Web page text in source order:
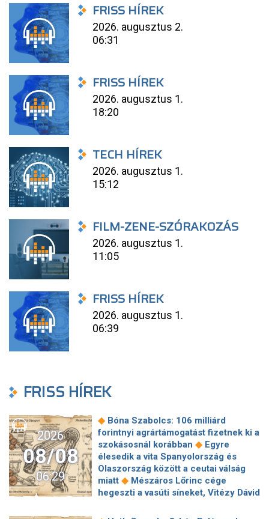
FRISS HÍREK
2026. augusztus 2.
06:31
FRISS HÍREK
2026. augusztus 1.
18:20
TECH HÍREK
2026. augusztus 1.
15:12
FILM-ZENE-SZÓRAKOZÁS
2026. augusztus 1.
11:05
FRISS HÍREK
2026. augusztus 1.
06:39
FRISS HÍREK
2026
08/08
06:29
◆ Bóna Szabolcs: 106 milliárd
forintnyi agrártámogatást fizetnek ki a
szokásosnál korábban ◆ Egyre
élesedik a vita Spanyolország és
Olaszország között a ceutai válság
miatt ◆ Mészáros Lőrinc cége
hegeszti a vasúti síneket, Vitézy Dávid
tesz a Bosnyák téri irodakomplexum